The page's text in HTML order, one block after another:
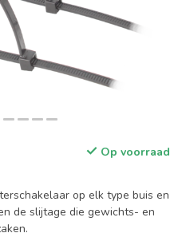
Op voorraad
op elk type buis en
de slijtage die gewichts- en